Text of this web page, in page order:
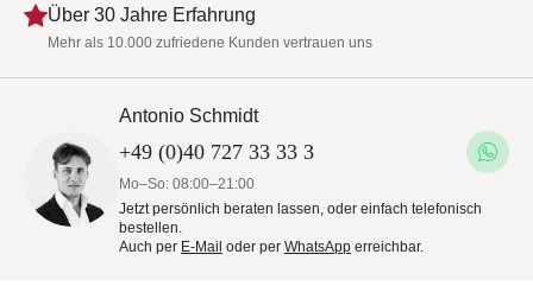
Über 30 Jahre Erfahrung
Mehr als 10.000 zufriedene Kunden vertrauen uns
Antonio Schmidt
+49 (0)40 727 33 33 3
Mo–So: 08:00–21:00
Jetzt persönlich beraten lassen, oder einfach telefonisch
bestellen.
Auch per E-Mail oder per WhatsApp erreichbar.